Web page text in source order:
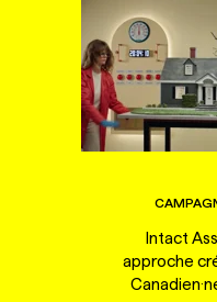
Intact
approche